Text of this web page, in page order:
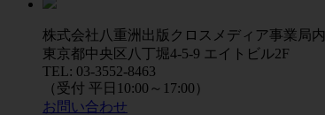
株式会社八重洲出版クロスメディア事業局内
東京都中央区八丁堀4-5-9 エイトビル2F
TEL: 03-3552-8463
（受付 平日10:00～17:00）
お問い合わせ